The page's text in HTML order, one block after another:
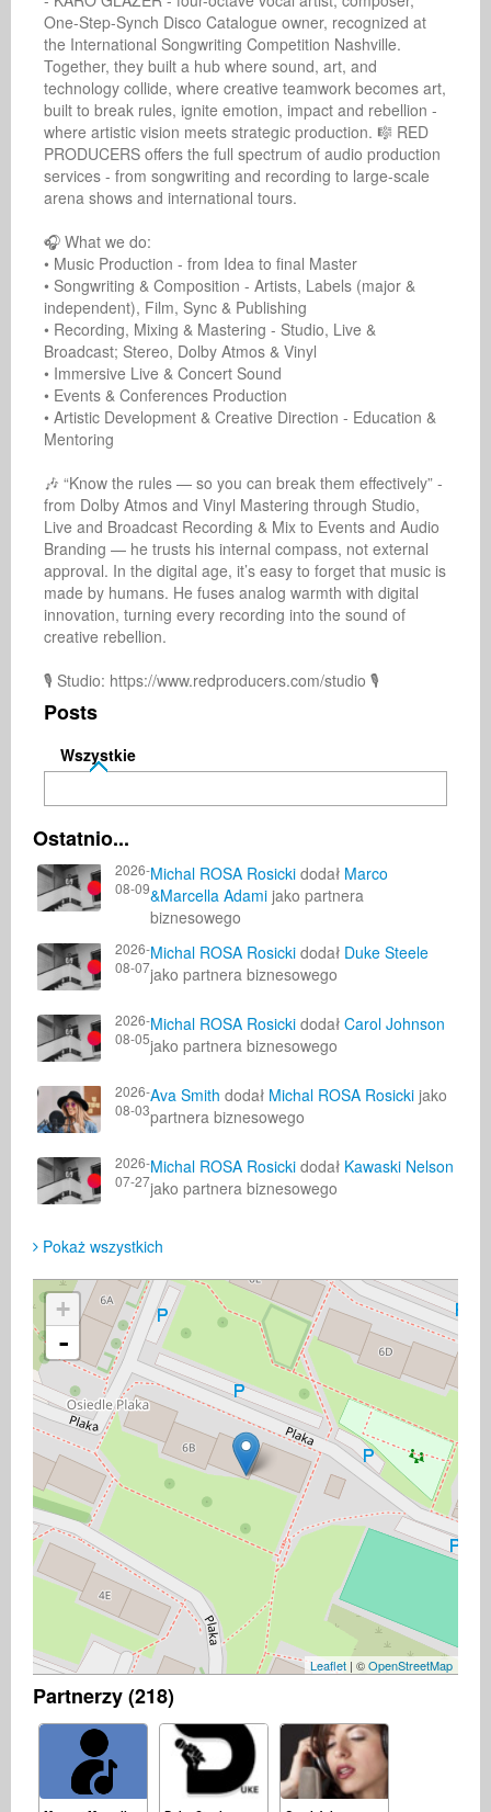
One-Step-Synch Disco Catalogue owner, recognized at
the International Songwriting Competition Nashville.
Together, they built a hub where sound, art, and
technology collide, where creative teamwork becomes art,
built to break rules, ignite emotion, impact and rebellion -
where artistic vision meets strategic production. 🎼 RED
PRODUCERS offers the full spectrum of audio production
services - from songwriting and recording to large-scale
arena shows and international tours.
🎧 What we do:
• Music Production - from Idea to final Master
• Songwriting & Composition - Artists, Labels (major &
independent), Film, Sync & Publishing
• Recording, Mixing & Mastering - Studio, Live &
Broadcast; Stereo, Dolby Atmos & Vinyl
• Immersive Live & Concert Sound
• Events & Conferences Production
• Artistic Development & Creative Direction - Education &
Mentoring
🎶 “Know the rules — so you can break them effectively” -
from Dolby Atmos and Vinyl Mastering through Studio,
Live and Broadcast Recording & Mix to Events and Audio
Branding — he trusts his internal compass, not external
approval. In the digital age, it’s easy to forget that music is
made by humans. He fuses analog warmth with digital
innovation, turning every recording into the sound of
creative rebellion.
🎙️ Studio: https://www.redproducers.com/studio 🎙️
Posts
Wszystkie
Ostatnio...
2026-
08-09
Michal ROSA Rosicki dodał Marco
&Marcella Adami jako partnera
biznesowego
2026-
08-07
Michal ROSA Rosicki dodał Duke Steele
jako partnera biznesowego
2026-
08-05
Michal ROSA Rosicki dodał Carol Johnson
jako partnera biznesowego
2026-
08-03
Ava Smith dodał Michal ROSA Rosicki jako
partnera biznesowego
2026-
07-27
Michal ROSA Rosicki dodał Kawaski Nelson
jako partnera biznesowego
Pokaż wszystkich
+
-
Leaflet | ©OpenStreetMap
Partnerzy (218)